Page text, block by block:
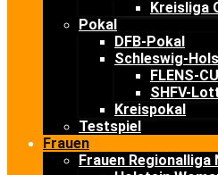
Kreisliga
Pokal
DFB-Pokal
Schleswig-
FLENS-
SHFV-
Kreispokal
Testspiel
Frauen
Frauen Regionalliga